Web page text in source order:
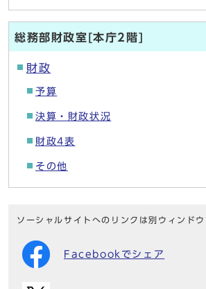
総務部財政室[本庁2階]
財政
予算
決算・財政状況
財政4表
その他
ソーシャルサイトへのリンクは別ウィンドウ
Facebookでシェア